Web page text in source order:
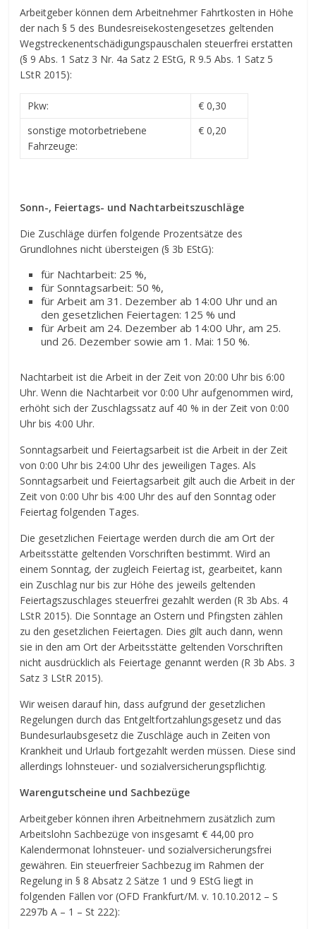
Arbeitgeber können dem Arbeitnehmer Fahrtkosten in Höhe
der nach § 5 des Bundesreisekostengesetzes geltenden
Wegstreckenentschädigungspauschalen steuerfrei erstatten
(§ 9 Abs. 1 Satz 3 Nr. 4a Satz 2 EStG, R 9.5 Abs. 1 Satz 5
LStR 2015):
Pkw:
€ 0,30
sonstige motorbetriebene
Fahrzeuge:
€ 0,20
Sonn-, Feiertags- und Nachtarbeitszuschläge
Die Zuschläge dürfen folgende Prozentsätze des
Grundlohnes nicht übersteigen (§ 3b EStG):
für Nachtarbeit: 25 %,
für Sonntagsarbeit: 50 %,
für Arbeit am 31. Dezember ab 14:00 Uhr und an
den gesetzlichen Feiertagen: 125 % und
für Arbeit am 24. Dezember ab 14:00 Uhr, am 25.
und 26. Dezember sowie am 1. Mai: 150 %.
Nachtarbeit ist die Arbeit in der Zeit von 20:00 Uhr bis 6:00
Uhr. Wenn die Nachtarbeit vor 0:00 Uhr aufgenommen wird,
erhöht sich der Zuschlagssatz auf 40 % in der Zeit von 0:00
Uhr bis 4:00 Uhr.
Sonntagsarbeit und Feiertagsarbeit ist die Arbeit in der Zeit
von 0:00 Uhr bis 24:00 Uhr des jeweiligen Tages. Als
Sonntagsarbeit und Feiertagsarbeit gilt auch die Arbeit in der
Zeit von 0:00 Uhr bis 4:00 Uhr des auf den Sonntag oder
Feiertag folgenden Tages.
Die gesetzlichen Feiertage werden durch die am Ort der
Arbeitsstätte geltenden Vorschriften bestimmt. Wird an
einem Sonntag, der zugleich Feiertag ist, gearbeitet, kann
ein Zuschlag nur bis zur Höhe des jeweils geltenden
Feiertagszuschlages steuerfrei gezahlt werden (R 3b Abs. 4
LStR 2015). Die Sonntage an Ostern und Pfingsten zählen
zu den gesetzlichen Feiertagen. Dies gilt auch dann, wenn
sie in den am Ort der Arbeitsstätte geltenden Vorschriften
nicht ausdrücklich als Feiertage genannt werden (R 3b Abs. 3
Satz 3 LStR 2015).
Wir weisen darauf hin, dass aufgrund der gesetzlichen
Regelungen durch das Entgeltfortzahlungsgesetz und das
Bundesurlaubsgesetz die Zuschläge auch in Zeiten von
Krankheit und Urlaub fortgezahlt werden müssen. Diese sind
allerdings lohnsteuer- und sozialversicherungspflichtig.
Warengutscheine und Sachbezüge
Arbeitgeber können ihren Arbeitnehmern zusätzlich zum
Arbeitslohn Sachbezüge von insgesamt € 44,00 pro
Kalendermonat lohnsteuer- und sozialversicherungsfrei
gewähren. Ein steuerfreier Sachbezug im Rahmen der
Regelung in § 8 Absatz 2 Sätze 1 und 9 EStG liegt in
folgenden Fällen vor (OFD Frankfurt/M. v. 10.10.2012 – S
2297b A – 1 – St 222):